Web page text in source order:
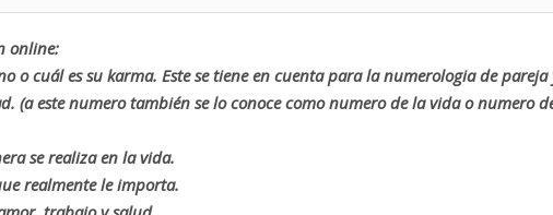
online:
o cuál es su karma. Este se tiene en cuenta para la numerologia de pareja
(a este numero también se lo conoce como numero de la vida o numero
se realiza en la vida.
realmente le importa.